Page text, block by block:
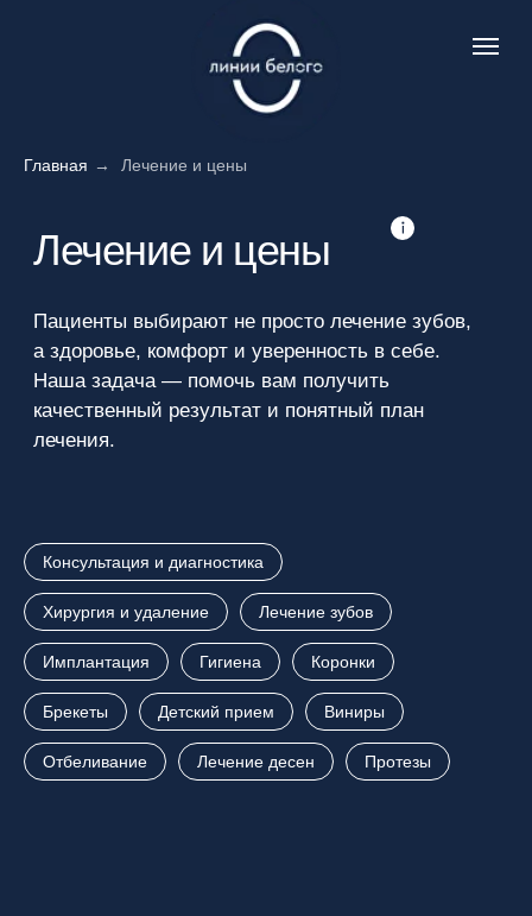
Главная → Лечение и цены
Лечение и цены
а здоровье, комфорт и уверенность в себе.
Наша задача — помочь вам получить
лечения.
Консультация и диагностика
Хирургия и удаление Лечение зубов
Имплантация Гигиена Коронки
Брекеты Детский прием Виниры
Отбеливание Лечение десен Протезы